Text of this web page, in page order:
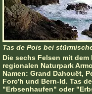
Tas de Pois bei
Die sechs Felsen mit
regionalen Naturpark
Namen: Grand Dahouët,
Forc'h und Bern-Id. Tas
"Erbsenhaufen" oder